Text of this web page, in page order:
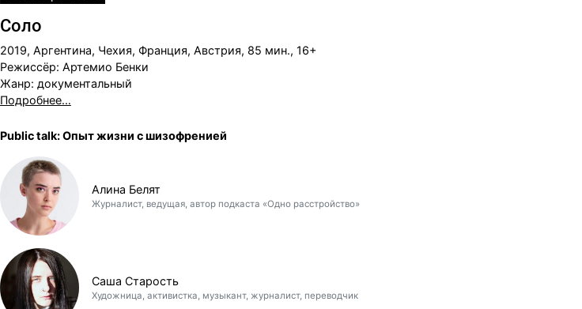
Соло
2019, Аргентина, Чехия, Франция, Австрия, 85 мин., 16+
Режиссёр: Артемио Бенки
Жанр: документальный
Подробнее…
Public talk: Опыт жизни с шизофренией
Алина Белят
Журналист, ведущая, автор подкаста «Одно расстройство»
Саша Старость
Художница, активистка, музыкант, журналист, переводчик